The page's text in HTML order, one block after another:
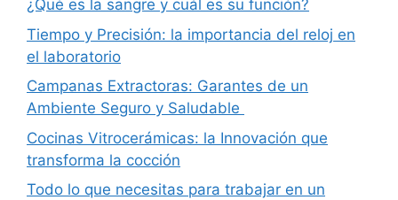
¿Qué es la sangre y cuál es su función?
Tiempo y Precisión: la importancia del reloj en
el laboratorio
Campanas Extractoras: Garantes de un
Ambiente Seguro y Saludable
Cocinas Vitrocerámicas: la Innovación que
transforma la cocción
Todo lo que necesitas para trabajar en un